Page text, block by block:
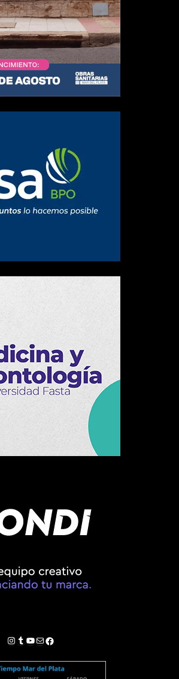
Instagram
Tumblr
YouTube
Correo electrónico
Facebook